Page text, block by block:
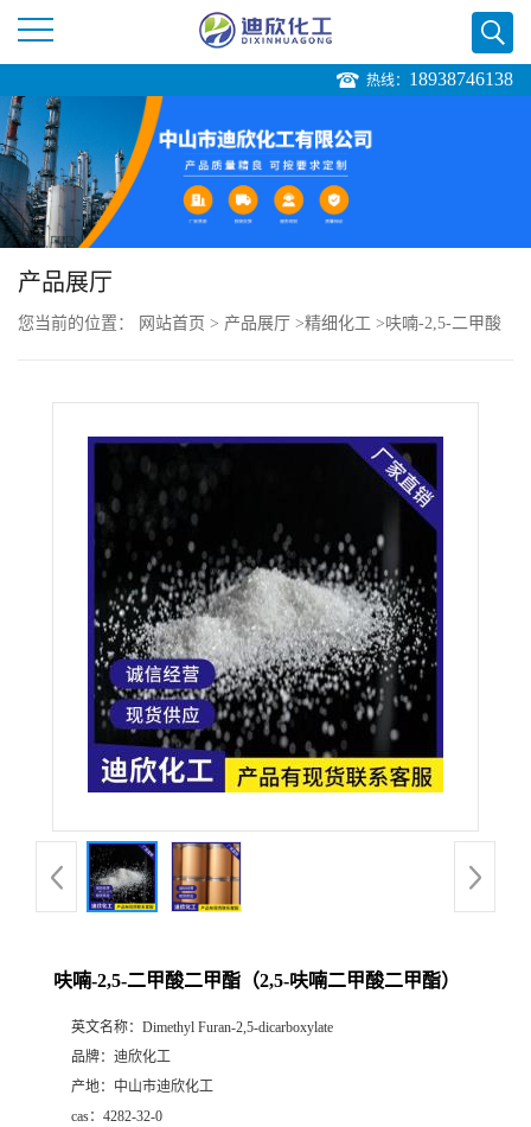
司
首
页
公
厅
热线： 18938746138
产品展厅
您当前的位置： 网站首页 > 产品展厅 >精细化工 >呋喃-2,5-二甲酸
呋喃-2,5-二甲酸二甲酯（2,5-呋喃二甲酸二甲酯）
英文名称： Dimethyl Furan-2,5-dicarboxylate
品牌： 迪欣化工
产地： 中山市迪欣化工
cas： 4282-32-0